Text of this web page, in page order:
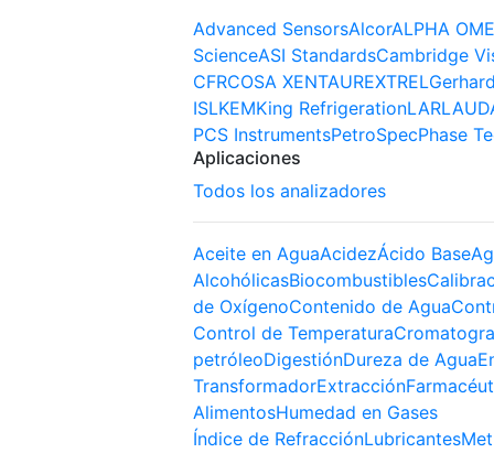
Advanced SensorsAlcorALPHA
ScienceASI StandardsCambridge
CFRCOSA XENTAUREXTREL
ISLKEMKing RefrigerationLAR
PCS InstrumentsPetroSpecPhase
Aplicaciones
Todos los analizadores
Aceite en AguaAcidezÁcido Base
AlcohólicasBiocombustibles
de OxígenoContenido de Agua
Control de Temperatura
petróleoDigestiónDureza de Agua
TransformadorExtracción
AlimentosHumedad en Gases
Índice de RefracciónLubricantes